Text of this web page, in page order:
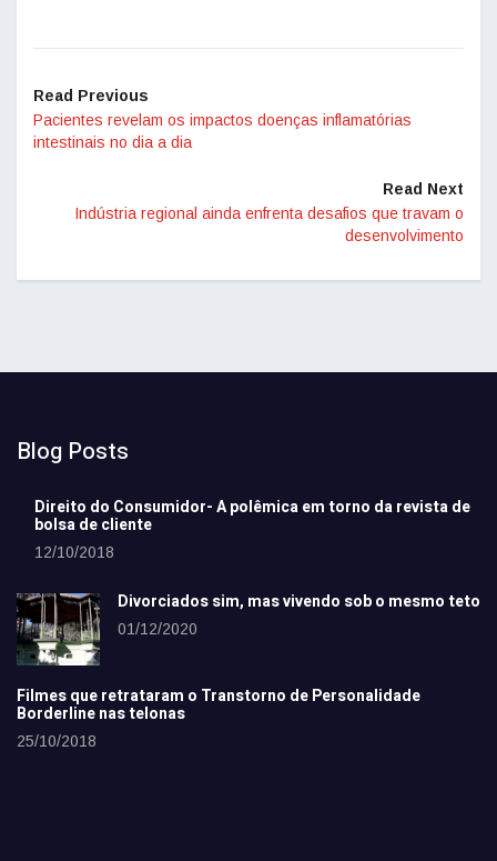
Read Previous
Pacientes revelam os impactos doenças inflamatórias
intestinais no dia a dia
Read Next
Indústria regional ainda enfrenta desafios que travam o
desenvolvimento
Blog Posts
Direito do Consumidor- A polêmica em torno da revista de
bolsa de cliente
12/10/2018
Divorciados sim, mas vivendo sob o mesmo teto
01/12/2020
Filmes que retrataram o Transtorno de Personalidade
Borderline nas telonas
25/10/2018